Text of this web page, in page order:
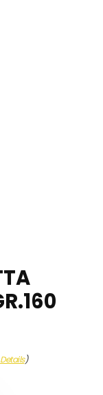
Details)